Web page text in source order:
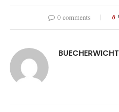
0 comments 0
BUECHERWICHT